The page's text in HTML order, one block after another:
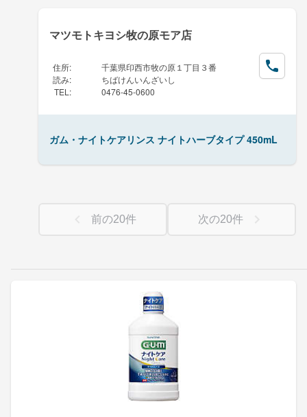
マツモトキヨシ牧の原モア店
住所:
千葉県印西市牧の原１丁目３番
読み:
ちばけんいんざいし
TEL : 0476-45-0600
ガム・ナイトケアリンス ナイトハーブタイプ 450mL
前の20件 次の20件